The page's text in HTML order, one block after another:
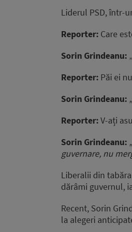
Liderul PSD, într-
Reporter: Care
Sorin Grindeanu:
Reporter: Păi ei
Sorin Grindeanu:
Reporter:V-ați
Sorin Grindeanu:
guvernare, nu
Liberalii din
dărâmi guvernul,
Recent, Sorin
la alegeri